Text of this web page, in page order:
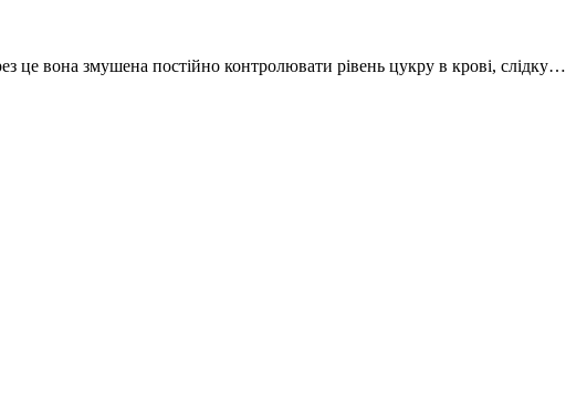
це вона змушена постійно контролювати рівень цукру в крові, слідку…